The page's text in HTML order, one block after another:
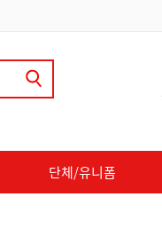
단체/유니폼